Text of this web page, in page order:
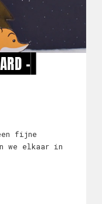
-
fijne
we elkaar in